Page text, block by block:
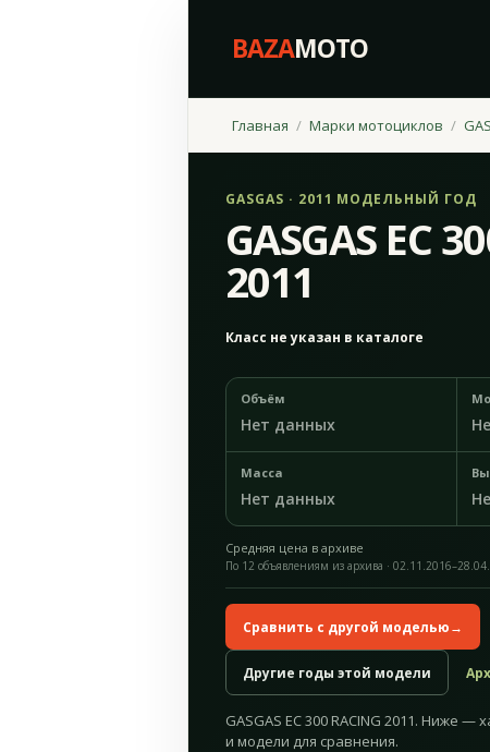
BAZAMOTO
Главная Марки мотоциклов
GASGAS · 2011 МОДЕЛЬНЫЙ ГОД
GASGAS EC
2011
Класс не указан в каталоге
Объём
Нет данных
Масса
Нет данных
Средняя цена в архиве
По 12 объявлениям из архива ·
Сравнить с другой моделью→
Другие годы этой модели
GASGAS EC 300 RACING 2011. Ниже —
и модели для сравнения.